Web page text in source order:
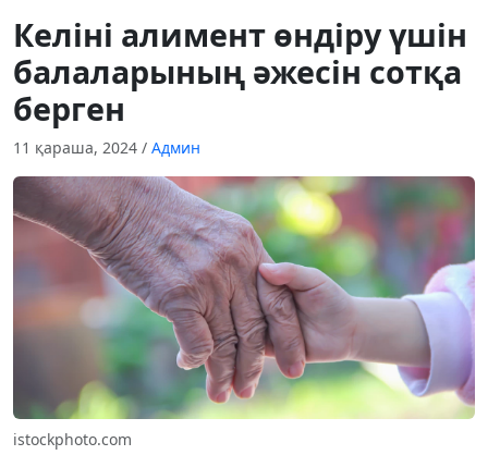
Келіні алимент өндіру үшін
балаларының әжесін сотқа
берген
11 қараша, 2024 / Админ
istockphoto.com